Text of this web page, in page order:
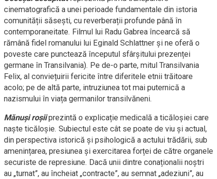
cinematografică a unei perioade fundamentale din istoria
comunității săsești, cu reverberații profunde până în
contemporaneitate. Filmul lui Radu Gabrea încearcă să
rămână fidel romanului lui Eginald Schlattner și ne oferă o
poveste care punctează începutul sfârșitului prezenței
germane în Transilvania). Pe de-o parte, mitul Transilvania
Felix, al conviețuirii fericite între diferitele etnii trăitoare
acolo; pe de altă parte, intruziunea tot mai puternică a
nazismului în viața germanilor transilvăneni.
Mănuși roșii prezintă o explicație medicală a ticăloșiei care
naște ticăloșie. Subiectul este cât se poate de viu și actual,
din perspectiva istorică și psihologică a actului trădării, sub
amenințarea, presiunea și exercitarea forței de către organele
securiste de represiune. Dacă unii dintre conaționalii noștri
au „turnat”, au încheiat „contracte”, au semnat „adeziuni”, au